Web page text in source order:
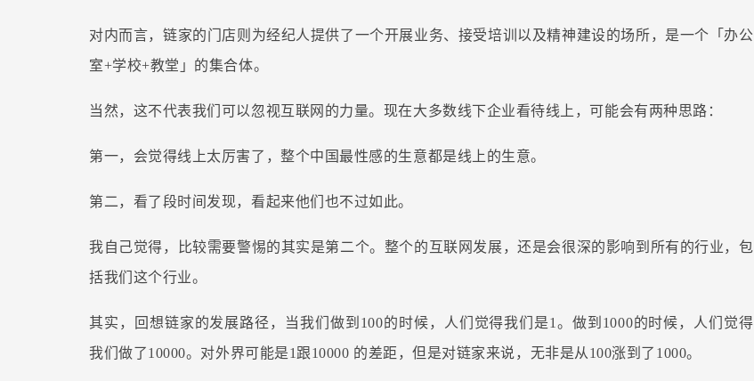
对内而言，链家的门店则为经纪人提供了一个开展业务、接受培训以及精神建设的场所，是一个「办公
室+学校+教堂」的集合体。
当然，这不代表我们可以忽视互联网的力量。现在大多数线下企业看待线上，可能会有两种思路：
第一，会觉得线上太厉害了，整个中国最性感的生意都是线上的生意。
第二，看了段时间发现，看起来他们也不过如此。
我自己觉得，比较需要警惕的其实是第二个。整个的互联网发展，还是会很深的影响到所有的行业，包
括我们这个行业。
其实，回想链家的发展路径，当我们做到100的时候，人们觉得我们是1。做到1000的时候，人们觉得
我们做了10000。对外界可能是1跟10000 的差距，但是对链家来说，无非是从100涨到了1000。